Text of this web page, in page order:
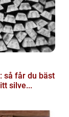
så får du bäst
silve...